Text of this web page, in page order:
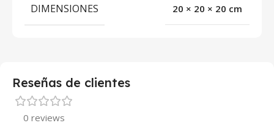
DIMENSIONES 20 × 20 × 20 cm
Reseñas de clientes
0 reviews